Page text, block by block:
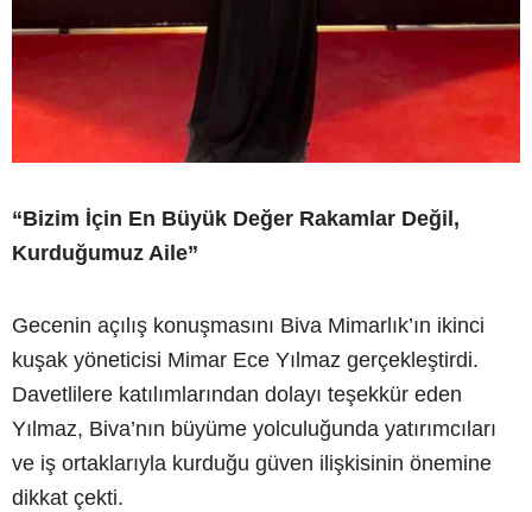
“Bizim İçin En Büyük Değer Rakamlar Değil,
Kurduğumuz Aile”
Gecenin açılış konuşmasını Biva Mimarlık’ın ikinci
kuşak yöneticisi Mimar Ece Yılmaz gerçekleştirdi.
Davetlilere katılımlarından dolayı teşekkür eden
Yılmaz, Biva’nın büyüme yolculuğunda yatırımcıları
ve iş ortaklarıyla kurduğu güven ilişkisinin önemine
dikkat çekti.